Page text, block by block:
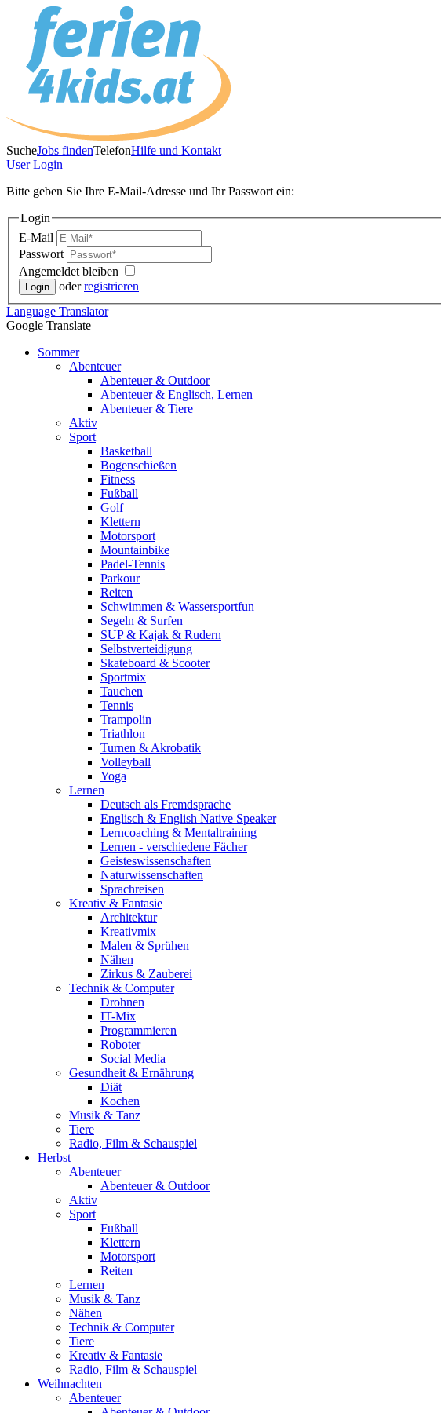
SucheJobs findenTelefonHilfe und Kontakt
UserLogin
Bitte geben Sie Ihre E-Mail-Adresse und Ihr Passwort ein:
Login
E-Mail
Passwort
Angemeldet bleiben
oderregistrieren
Language Translator
Google Translate
Sommer
Abenteuer
Abenteuer & Outdoor
Abenteuer & Englisch, Lernen
Abenteuer & Tiere
Aktiv
Sport
Basketball
Bogenschießen
Fitness
Fußball
Golf
Klettern
Motorsport
Mountainbike
Padel-Tennis
Parkour
Reiten
Schwimmen & Wassersportfun
Segeln & Surfen
SUP & Kajak & Rudern
Selbstverteidigung
Skateboard & Scooter
Sportmix
Tauchen
Tennis
Trampolin
Triathlon
Turnen & Akrobatik
Volleyball
Yoga
Lernen
Deutsch als Fremdsprache
Englisch & English Native Speaker
Lerncoaching & Mentaltraining
Lernen - verschiedene Fächer
Geisteswissenschaften
Naturwissenschaften
Sprachreisen
Kreativ & Fantasie
Architektur
Kreativmix
Malen & Sprühen
Nähen
Zirkus & Zauberei
Technik & Computer
Drohnen
IT-Mix
Programmieren
Roboter
Social Media
Gesundheit & Ernährung
Diät
Kochen
Musik & Tanz
Tiere
Radio, Film & Schauspiel
Herbst
Abenteuer
Abenteuer & Outdoor
Aktiv
Sport
Fußball
Klettern
Motorsport
Reiten
Lernen
Musik & Tanz
Nähen
Technik & Computer
Tiere
Kreativ & Fantasie
Radio, Film & Schauspiel
Weihnachten
Abenteuer